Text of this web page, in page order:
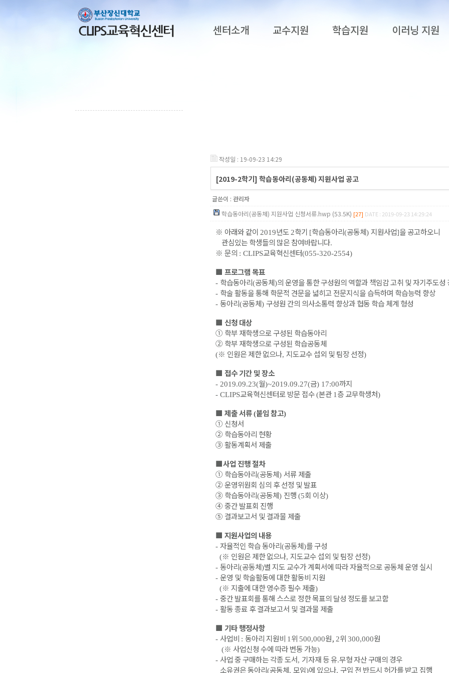
센터소개 교수지원 학습지원 이러닝 지원
작성일 : 19-09-23 14:29
[2019-2학기] 학습동아리(공동체) 지원사업 공고
글쓴이 : 관리자
학습동아리(공동체) 지원사업 신청서류.hwp (53.5K) [27] DATE : 2019-09-23 14:29:24
※ 아래와 같이 2019년도 2학기 [학습동아리(공동체) 지원사업]을 공고하오니
관심있는 학생들의 많은 참여바랍니다.
※ 문의 : CLIPS교육혁신센터(055-320-2554)
■ 프로그램 목표
- 학습동아리(공동체)의 운영을 통한 구성원의 역할과 책임감 고취 및 자기주도성
- 학술 활동을 통해 학문적 견문을 넓히고 전문지식을 습득하며 학습능력 향상
- 동아리(공동체) 구성원 간의 의사소통력 향상과 협동 학습 체계 형성
■ 신청 대상
① 학부 재학생으로 구성된 학습동아리
② 학부 재학생으로 구성된 학습공동체
(※ 인원은 제한 없으나, 지도교수 섭외 및 팀장 선정)
■ 접수 기간 및 장소
- 2019.09.23(월)~2019.09.27(금) 17:00까지
- CLIPS교육혁신센터로 방문 접수(본관 1 층 교무학생처)
■ 제출 서류(붙임 참고)
① 신청서
② 학습동아리 현황
③활동계획서 제출
■사업 진행 절차
① 학습동아리(공동체) 서류 제출
②운영위원회 심의 후 선정 및 발표
③ 학습동아리(공동체) 진행 (5회 이상)
④중간 발표회 진행
⑤ 결과보고서 및 결과물 제출
■ 지원사업의 내용
- 자율적인 학습 동아리(공동체)를 구성
(※ 인원은 제한 없으나, 지도교수 섭외 및 팀장 선정)
- 동아리(공동체)별 지도 교수가 계획서에 따라 자율적으로 공동체 운영 실시
- 운영 및 학술활동에 대한 활동비 지원
(※ 지출에 대한 영수증 필수 제출)
- 중간 발표회를 통해 스스로 정한 목표의 달성 정도를 보고함
- 활동 종료 후 결과보고서 및 결과물 제출
■ 기타 행정사항
- 사업비 : 동아리 지원비 1 위 500,000원, 2위 300,000원
(※ 사업신청 수에 따라 변동 가능)
- 사업 중 구매하는 각종 도서, 기자재 등 유.무형 자산 구매의 경우
소유권은동아리(공동체, 모임)에 있으나, 구입 전 반드시 허가를 받고 집행